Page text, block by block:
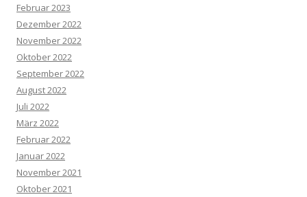
Februar 2023
Dezember 2022
November 2022
Oktober 2022
September 2022
August 2022
Juli 2022
März 2022
Februar 2022
Januar 2022
November 2021
Oktober 2021